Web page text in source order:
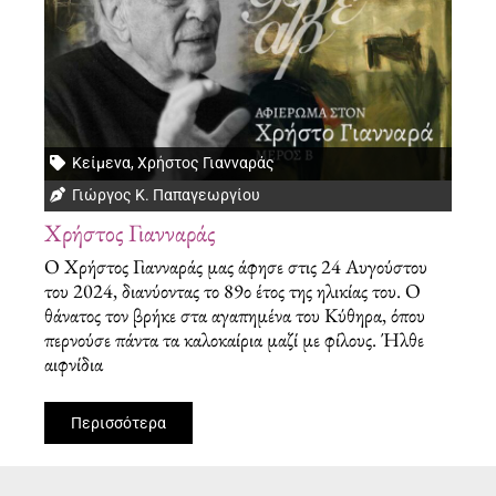
Κείμενα,Χρήστος Γιανναράς
Γιώργος Κ. Παπαγεωργίου
Χρήστος Γιανναράς
Ο Χρήστος Γιανναράς μας άφησε στις 24 Αυγούστου
του 2024, διανύοντας το 89ο έτος της ηλικίας του. Ο
θάνατος τον βρήκε στα αγαπημένα του Κύθηρα, όπου
περνούσε πάντα τα καλοκαίρια μαζί με φίλους. Ήλθε
αιφνίδια
Περισσότερα